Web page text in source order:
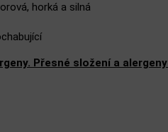
horká a silná
Přesné složení a